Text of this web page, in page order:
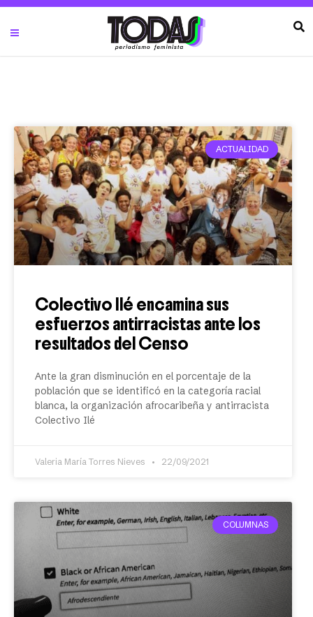
ACTUALIDAD
Colectivo Ilé encamina sus
esfuerzos antirracistas ante los
resultados del Censo
Ante la gran disminución en el porcentaje de la
población que se identificó en la categoría racial
blanca, la organización afrocaribeña y antirracista
Colectivo Ilé
Valeria María Torres Nieves 22/09/2021
COLUMNAS